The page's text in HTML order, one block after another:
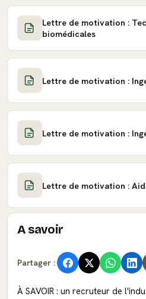
Lettre de motivation :
biomédicales
Lettre de motivation :
Lettre de motivation :
Lettre de motivation :
A savoir
Partager :
À SAVOIR : un recruteur de